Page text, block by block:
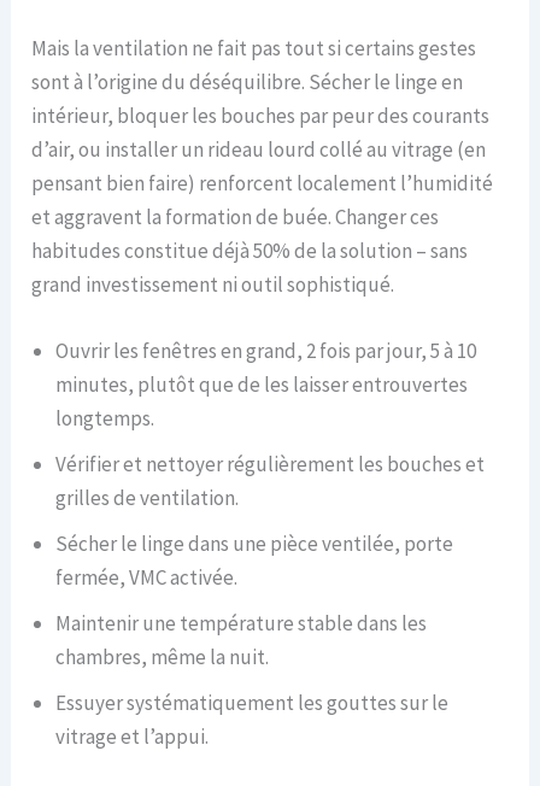
Mais la ventilation ne fait pas tout si certains gestes
sont à l’origine du déséquilibre. Sécher le linge en
intérieur, bloquer les bouches par peur des courants
d’air, ou installer un rideau lourd collé au vitrage (en
pensant bien faire) renforcent localement l’humidité
et aggravent la formation de buée. Changer ces
habitudes constitue déjà 50% de la solution – sans
grand investissement ni outil sophistiqué.
Ouvrir les fenêtres en grand, 2 fois par jour, 5 à 10
minutes, plutôt que de les laisser entrouvertes
longtemps.
Vérifier et nettoyer régulièrement les bouches et
grilles de ventilation.
Sécher le linge dans une pièce ventilée, porte
fermée, VMC activée.
Maintenir une température stable dans les
chambres, même la nuit.
Essuyer systématiquement les gouttes sur le
vitrage et l’appui.